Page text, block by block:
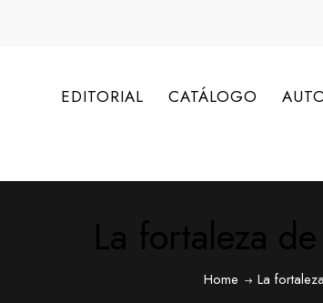
EDITORIAL CATÁLOGO
Home La